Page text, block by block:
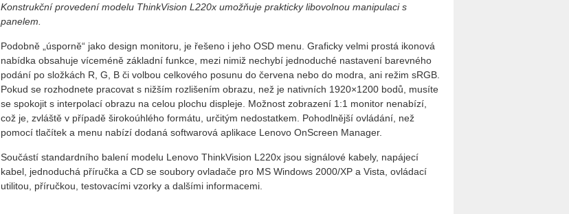
Konstrukční provedení modelu ThinkVision L220x umožňuje prakticky libovolnou manipulaci s
panelem.
Podobně „úsporně“ jako design monitoru, je řešeno i jeho OSD menu. Graficky velmi prostá ikonová
nabídka obsahuje víceméně základní funkce, mezi nimiž nechybí jednoduché nastavení barevného
podání po složkách R, G, B či volbou celkového posunu do červena nebo do modra, ani režim sRGB.
Pokud se rozhodnete pracovat s nižším rozlišením obrazu, než je nativních 1920×1200 bodů, musíte
se spokojit s interpolací obrazu na celou plochu displeje. Možnost zobrazení 1:1 monitor nenabízí,
což je, zvláště v případě širokoúhlého formátu, určitým nedostatkem. Pohodlnější ovládání, než
pomocí tlačítek a menu nabízí dodaná softwarová aplikace Lenovo OnScreen Manager.
Součástí standardního balení modelu Lenovo ThinkVision L220x jsou signálové kabely, napájecí
kabel, jednoduchá příručka a CD se soubory ovladače pro MS Windows 2000/XP a Vista, ovládací
utilitou, příručkou, testovacími vzorky a dalšími informacemi.